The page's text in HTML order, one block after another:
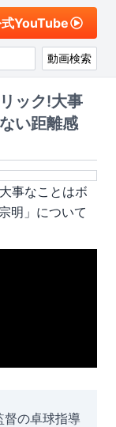
YouTube
動画検索
ック!大事
い距離感
事なことはボ
明 」について
督の卓球指導